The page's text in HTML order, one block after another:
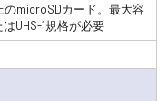
のmicroSDカード。最大容
UHS-1規格が必要